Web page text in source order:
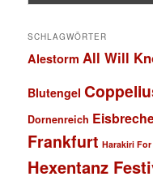
SCHLAGWÖRTER
Alestorm All Will
Blutengel
Dornenreich
Frankfurt Harakiri
Hexentanz